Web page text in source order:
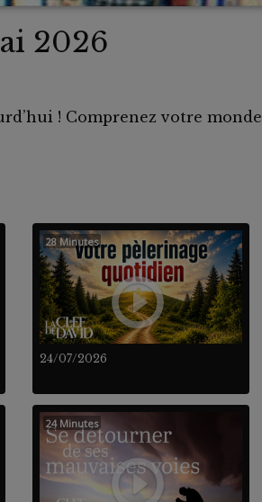
2026
! Comprenez votre monde
24/07/2026
28 Minutes
24 Minutes